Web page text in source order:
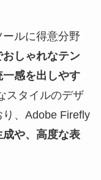
ルに得意分野
しゃれなテン
感を出しやす
スタイルのデザ
、Adobe Firefly
や、高度な表